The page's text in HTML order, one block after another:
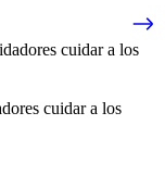
cuidar a los